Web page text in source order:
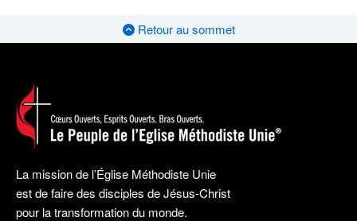
Retour au sommet
La mission de l’Église Méthodiste Unie
est de faire des disciples de Jésus-Christ
pour la transformation du monde.